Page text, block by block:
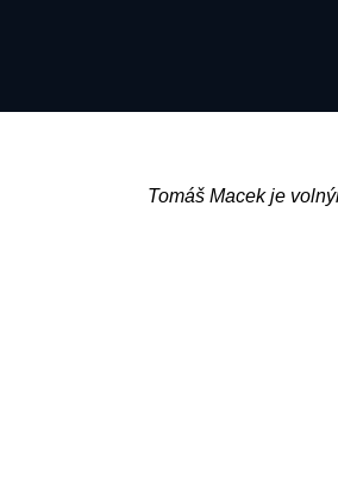
Tomáš Macek je